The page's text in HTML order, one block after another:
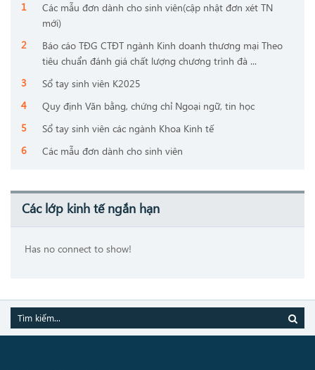
Các mẫu đơn dành cho sinh viên(cập nhật đơn xét TN
mới)
Báo cáo TĐG CTĐT ngành Kinh doanh thương mại Theo
tiêu chuẩn đánh giá chất lượng chương trình đà ...
Sổ tay sinh viên K2025
Quy định Văn bằng, chứng chỉ Ngoại ngữ, tin học
Sổ tay sinh viên các ngành Khoa Kinh tế
Các mẫu đơn dành cho sinh viên
Các lớp kinh tế ngắn hạn
Has no connect to show!